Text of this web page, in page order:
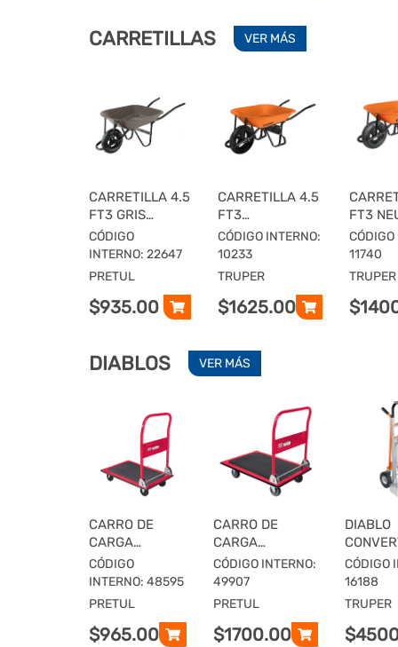
CARRETILLAS VER MÁS
CARRETILLA 4.5
FT3 GRIS
NEUMATICA,
BASTIDOR
TUBULAR,
PRETUL
CÓDIGO
INTERNO: 22647
PRETUL
$935.00
CARRETILLA 4.5
FT3
IMPONCHABLE,
BASTIDOR
TUBULAR,
TRUPER
CÓDIGO INTERNO:
10233
TRUPER
$1625.00
FT3
11740
TRUPER
DIABLOS VER MÁS
CARRO DE
CARGA
PLEGABLE
TIPO
PLATAFORMA,
150 KG,
PRETUL
CÓDIGO
INTERNO: 48595
PRETUL
$965.00
CARRO DE
CARGA
PLEGABLE TIPO
PLATAFORMA,
300 KG, PRETUL
CÓDIGO INTERNO:
49907
PRETUL
$1700.00
DIABLO
TRUPER
CÓDIGO
16188
TRUPER